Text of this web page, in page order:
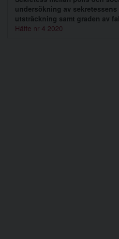
undersökning av
utsträckning samt graden av
Häfte nr 4 2020